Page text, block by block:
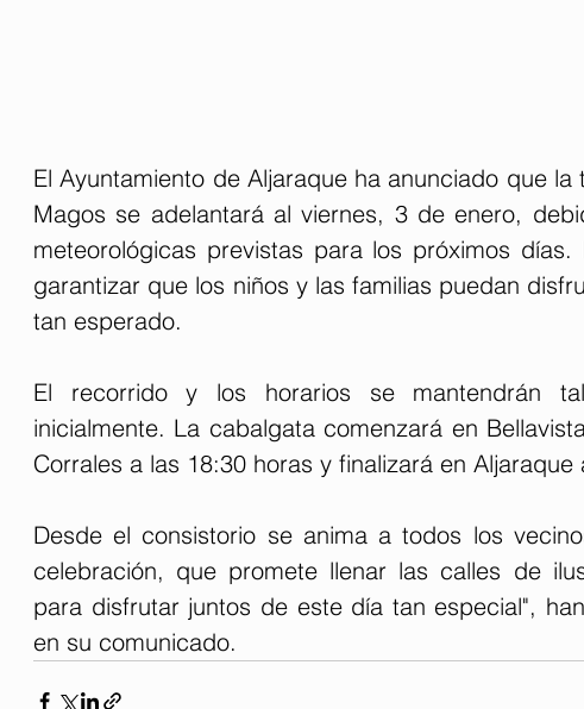
El Ayuntamiento de Aljaraque ha anunciado que
Magos se adelantará al viernes, 3 de enero,
meteorológicas previstas para los próximos
garantizar que los niños y las familias puedan
tan esperado.
El recorrido y los horarios se mantendrán
inicialmente. La cabalgata comenzará en
Corrales a las 18:30 horas y finalizará en Aljaraque
Desde el consistorio se anima a todos los
celebración, que promete llenar las calles de
para disfrutar juntos de este día tan especial",
en su comunicado.